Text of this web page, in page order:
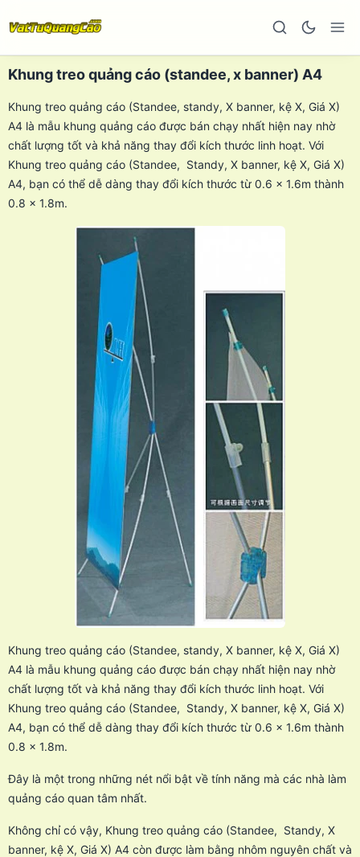
Khung treo quảng cáo (standee, x banner) A4
Khung treo quảng cáo (Standee, standy, X banner, kệ X, Giá X)
A4 là mẫu khung quảng cáo được bán chạy nhất hiện nay nhờ
chất lượng tốt và khả năng thay đổi kích thước linh hoạt. Với
Khung treo quảng cáo (Standee, Standy, X banner, kệ X, Giá X)
A4, bạn có thể dễ dàng thay đổi kích thước từ 0.6 x 1.6m thành
0.8 x 1.8m.
Khung treo quảng cáo (Standee, standy, X banner, kệ X, Giá X)
A4 là mẫu khung quảng cáo được bán chạy nhất hiện nay nhờ
chất lượng tốt và khả năng thay đổi kích thước linh hoạt. Với
Khung treo quảng cáo (Standee, Standy, X banner, kệ X, Giá X)
A4, bạn có thể dễ dàng thay đổi kích thước từ 0.6 x 1.6m thành
0.8 x 1.8m.
Đây là một trong những nét nổi bật về tính năng mà các nhà làm
quảng cáo quan tâm nhất.
Không chỉ có vậy, Khung treo quảng cáo (Standee, Standy, X
banner, kệ X, Giá X) A4 còn được làm bằng nhôm nguyên chất và